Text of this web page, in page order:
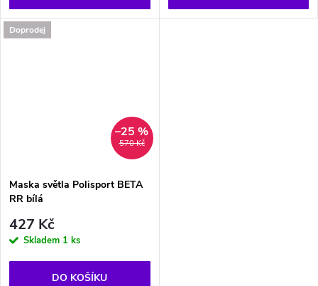
Doprodej
570 Kč
–25 %
Maska světla Polisport BETA
RR bílá
427 Kč
Skladem 1 ks
DO KOŠÍKU